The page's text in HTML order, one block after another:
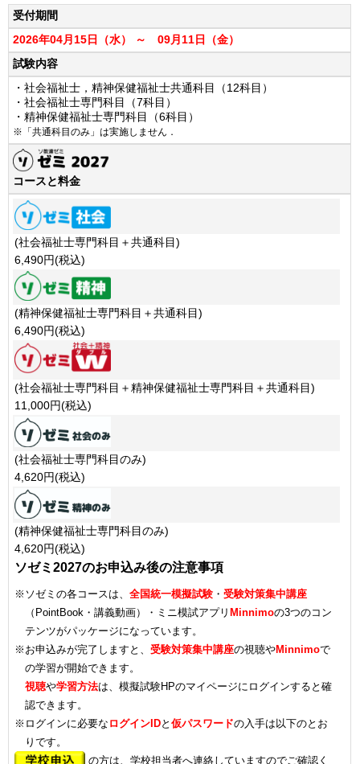
受付期間
2026年04月15日（水） ～ 09月11日（金）
試験内容
・社会福祉士，精神保健福祉士共通科目（12科目）
・社会福祉士専門科目（7科目）
・精神保健福祉士専門科目（6科目）
※「共通科目のみ」は実施しません．
コースと料金
(社会福祉士専門科目＋共通科目)
6,490円(税込)
(精神保健福祉士専門科目＋共通科目)
6,490円(税込)
(社会福祉士専門科目＋精神保健福祉士専門科目＋共通科目)
11,000円(税込)
(社会福祉士専門科目のみ)
4,620円(税込)
(精神保健福祉士専門科目のみ)
4,620円(税込)
ソゼミ2027のお申込み後の注意事項
※ソゼミの各コースは、 全国統一模擬試験 ・ 受験対策集中講座
（PointBook・講義動画）・ミニ模試アプリ Minnimoの3つのコン
テンツがパッケージになっています。
※お申込みが完了しますと、 受験対策集中講座の視聴やMinnimoで
の学習が開始できます。
視聴や学習方法は、模擬試験HPのマイページにログインすると確
認できます。
※ログインに必要な ログインIDと 仮パスワードの入手は以下のとお
りです。
の方は、学校担当者へ連絡していますのでご確認く